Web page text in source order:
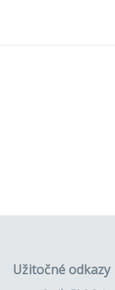
Užitočné odkazy